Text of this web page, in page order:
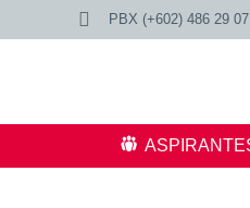
PBX (+602) 486 29